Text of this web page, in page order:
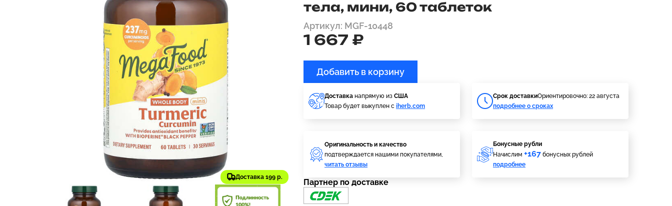
Доставка 199 р.
тела, мини, 60 таблеток
Артикул: MGF-10448
1 667 ₽
Добавить в корзину
Доставка напрямую из США
Товар будет выкуплен с iherb.com
Cрок доставкиОриентировочно: 22 августа
подробнее о сроках
Оригинальность и качество
подтверждается нашими покупателями,
читать отзывы
Бонусные рубли
Начислим +167 бонусных рублей
подробнее
Партнер по доставке